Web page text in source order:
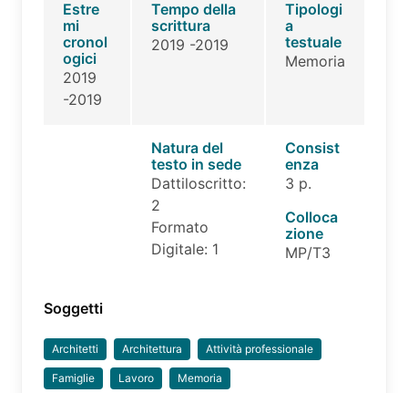
Estre
mi
cronol
ogici
2019
-2019
Tempo della
scrittura
2019 -2019
Tipologi
a
testuale
Memoria
Natura del
testo in sede
Dattiloscritto:
2
Formato
Digitale: 1
Consist
enza
3 p.
Colloca
zione
MP/T3
Soggetti
Architetti Architettura Attività professionale
Famiglie Lavoro Memoria